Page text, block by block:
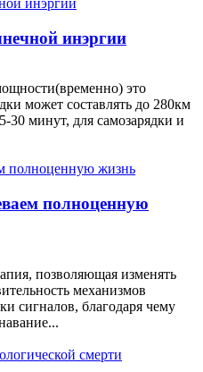
инэргии
это
может составлять до 280км
30 минут, для самозарядки и
полноценную
позволяющая изменять
механизмов
сигналов, благодаря чему